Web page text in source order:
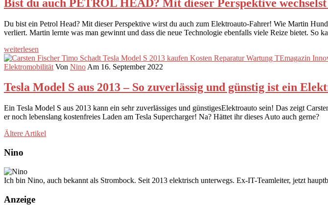
Bist du auch PETROL HEAD? Mit dieser Perspektive
Du bist ein Petrol Head? Mit dieser Perspektive wirst du auch zum Elektroauto-Fahrer! Wie Martin
verliert. Martin lernte was man gewinnt und dass die neue Technologie ebenfalls viele Reize bietet. So
weiterlesen
Elektromobilität Von Nino Am 16. September 2022
Tesla Model S aus 2013 – So zuverlässig und günstig ist ein
Ein Tesla Model S aus 2013 kann ein sehr zuverlässiges und günstigesElektroauto sein! Das zeigt
er noch lebenslang kostenfreies Laden am Tesla Supercharger! Na? Hättet ihr dieses Auto auch gerne?
Ältere Artikel
Nino
Ich bin Nino, auch bekannt als Strombock. Seit 2013 elektrisch unterwegs. Ex-IT-Teamleiter, jetzt
Anzeige